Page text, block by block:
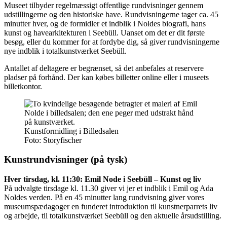
Museet tilbyder regelmæssigt offentlige rundvisninger gennem
udstillingerne og den historiske have. Rundvisningerne tager ca. 45
minutter hver, og de formidler et indblik i Noldes biografi, hans
kunst og havearkitekturen i Seebüll. Uanset om det er dit første
besøg, eller du kommer for at fordybe dig, så giver rundvisningerne
nye indblik i totalkunstværket Seebüll.
Antallet af deltagere er begrænset, så det anbefales at reservere
pladser på forhånd. Der kan købes billetter online eller i museets
billetkontor.
Kunstformidling i Billedsalen
Foto: Storyfischer
Kunstrundvisninger (på tysk)
Hver tirsdag, kl. 11:30: Emil Node i Seebüll – Kunst og liv
På udvalgte tirsdage kl. 11.30 giver vi jer et indblik i Emil og Ada
Noldes verden. På en 45 minutter lang rundvisning giver vores
museumspædagoger en funderet introduktion til kunstnerparrets liv
og arbejde, til totalkunstværket Seebüll og den aktuelle årsudstilling.